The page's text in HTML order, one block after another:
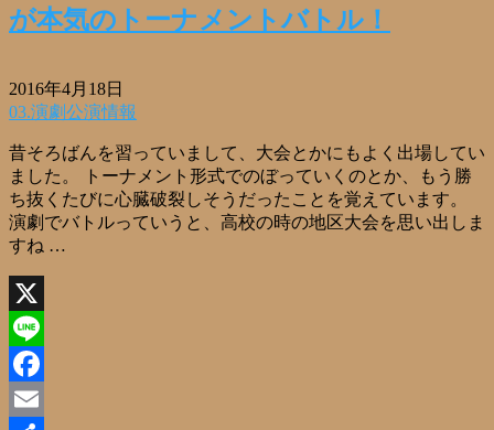
が本気のトーナメントバトル！
2016年4月18日
03.演劇公演情報
昔そろばんを習っていまして、大会とかにもよく出場してい
ました。 トーナメント形式でのぼっていくのとか、もう勝
ち抜くたびに心臓破裂しそうだったことを覚えています。
演劇でバトルっていうと、高校の時の地区大会を思い出しま
すね …
X
Line
Facebook